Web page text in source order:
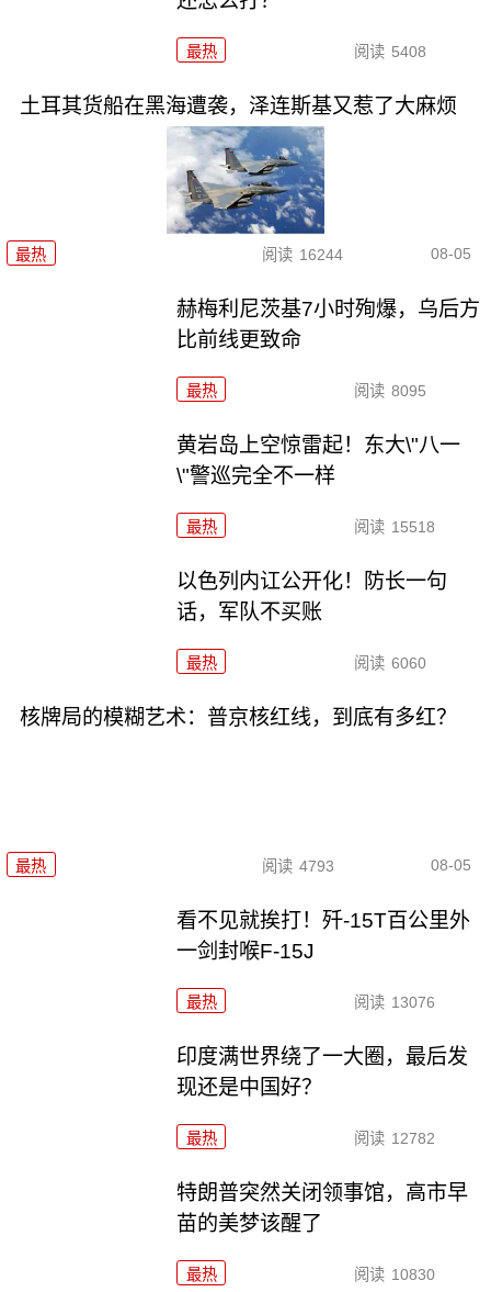
最热 阅读 5408
土耳其货船在黑海遭袭，泽连斯基又惹了大麻烦
最热 阅读 16244 08-05
赫梅利尼茨基7小时殉爆，乌后方
比前线更致命
最热 阅读 8095
黄岩岛上空惊雷起！东大\"八一
\"警巡完全不一样
最热 阅读 15518
以色列内讧公开化！防长一句
话，军队不买账
最热 阅读 6060
核牌局的模糊艺术：普京核红线，到底有多红？
最热 阅读 4793 08-05
看不见就挨打！歼-15T百公里外
一剑封喉F-15J
最热 阅读 13076
印度满世界绕了一大圈，最后发
现还是中国好？
最热 阅读 12782
特朗普突然关闭领事馆，高市早
苗的美梦该醒了
最热 阅读 10830